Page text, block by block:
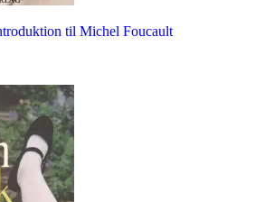
til Michel Foucault